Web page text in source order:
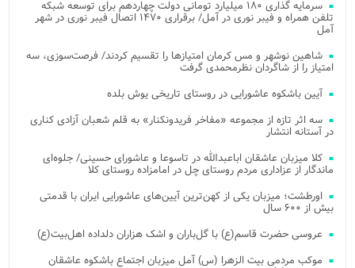
سرمایه گذاری ۱۸۰ میلیارد تومانی دولت چهاردهم برای توسعه شبکه
تلفن همراه و فیبر نوری در آمل/ برقراری ۱۴۷۰ اتصال فیبر نوری در شهر
آمل
شاهین نوشهر و مس کرمان امتیازها را تقسیم کردند/ فرصت‌سوزی، سه
امتیاز را از شاگردان نظرمحمدی گرفت
آیین باشکوه عاشورایی در روستای تاریخی یوش بلده
سه اثر تازه از مجموعه «مفاخر فریدونکنار» به قلم شعبان آزادی کناری
در آستانه انتشار
کلا میزبان عاشقان اباعبدالله در تاسوعا و عاشورای حسینی/ جلوه‌ای
ماندگار از عزاداری مردم روستای چل در امامزاده روستای کلا
اورطشت؛ میزبان یکی از کهن‌ترین آیین‌های عاشورایی ایران با قدمتی
بیش از ۶۰۰ سال
عروسی حضرت قاسم(ع) با گل‌باران و اشک هزاران دلداده اهل‌بیت(ع)
موکب مردمی بیت‌ الزهرا (س) آمل میزبان اجتماع باشکوه عاشقان